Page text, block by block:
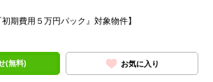
初期費用５万円パック』対象物件】
(無料) お気に入り